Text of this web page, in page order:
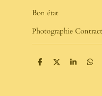
Bon état
Photographie
P
P
P
P